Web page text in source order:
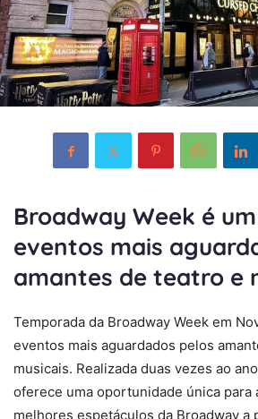
Broadway Week é
eventos mais
amantes de teatro e
Temporada da Broadway Week em
eventos mais aguardados pelos
musicais. Realizada duas vezes ao
oferece uma oportunidade única para
melhores espetáculos da Broadway a